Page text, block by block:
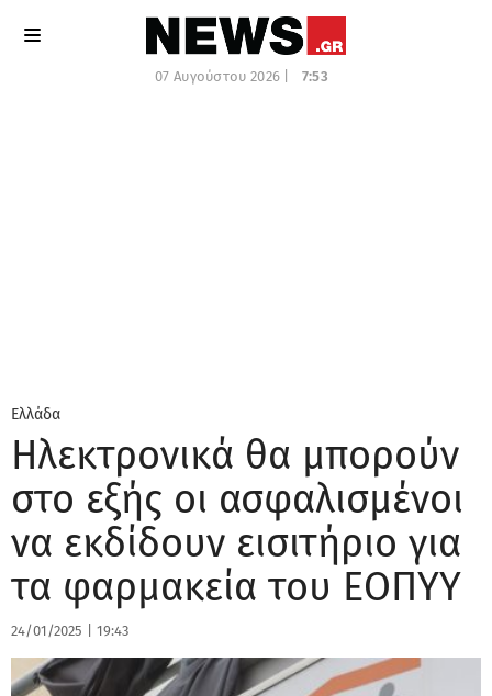
07 Αυγούστου 2026 | 7:53
Ελλάδα
Ηλεκτρονικά θα μπορούν
στο εξής οι ασφαλισμένοι
να εκδίδουν εισιτήριο για
τα φαρμακεία του ΕΟΠΥΥ
24/01/2025 19:43